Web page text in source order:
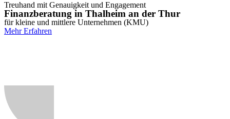
Treuhand mit Genauigkeit und Engagement
Finanzberatung in Thalheim an der Thur
für kleine und mittlere Unternehmen (KMU)
Mehr Erfahren